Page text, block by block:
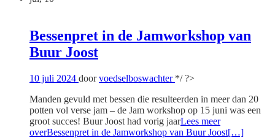
Bessenpret in de Jamworkshop van
Buur Joost
10 juli 2024 doorvoedselboswachter */ ?>
Manden gevuld met bessen die resulteerden in meer dan 20
potten vol verse jam – de Jam workshop op 15 juni was een
groot succes! Buur Joost had vorig jaarLees meer
overBessenpret in de Jamworkshop van Buur Joost[…]